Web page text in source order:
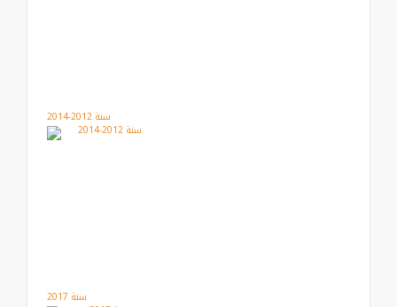
سنة 2012-2014
سنة 2017